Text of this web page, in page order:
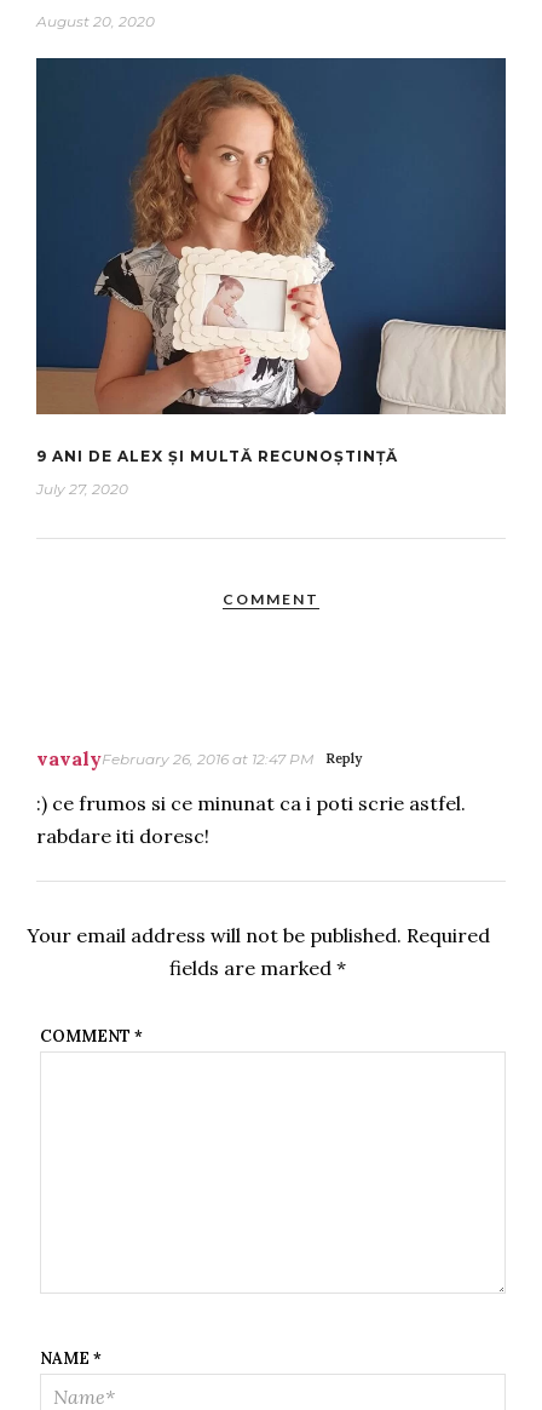
August 20, 2020
9 ANI DE ALEX ȘI MULTĂ RECUNOȘTINȚĂ
July 27, 2020
COMMENT
vavalyFebruary 26, 2016 at 12:47 PM Reply
:) ce frumos si ce minunat ca i poti scrie astfel.
rabdare iti doresc!
Your email address will not be published. Required
fields are marked*
COMMENT *
NAME *